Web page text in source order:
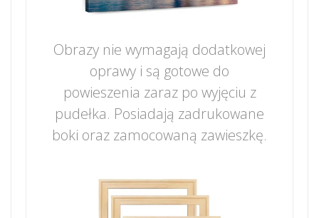
Obrazy nie wymagają dodatkowej
oprawy i są gotowe do
powieszenia zaraz po wyjęciu z
pudełka. Posiadają zadrukowane
boki oraz zamocowaną zawieszkę.